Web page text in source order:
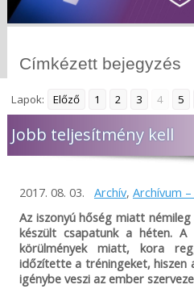
Címkézett bejegyzés
Lapok: Előző 1 2 3 4 5
Jobb teljesítmény kell
2017. 08. 03. Archív, Archívum –
Az iszonyú hőség miatt
készült csapatunk a héten.
körülmények miatt, kora
időzítette a tréningeket, hiszen
igénybe veszi az ember